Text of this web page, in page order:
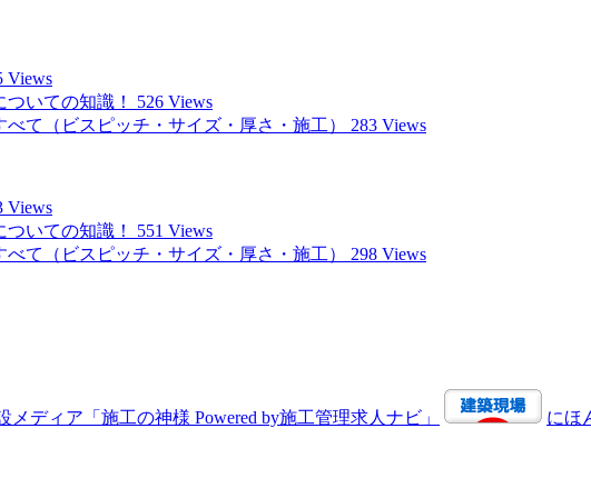
Views
いての知識！
526 Views
て（ビスピッチ・サイズ・厚さ・施工）
283 Views
Views
いての知識！
551 Views
て（ビスピッチ・サイズ・厚さ・施工）
298 Views
にほ